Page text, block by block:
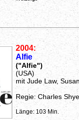
2004:
Alfie
("Alfie")
(USA)
mit Jude Law,
Regie: Charles
Länge: 103 Min.